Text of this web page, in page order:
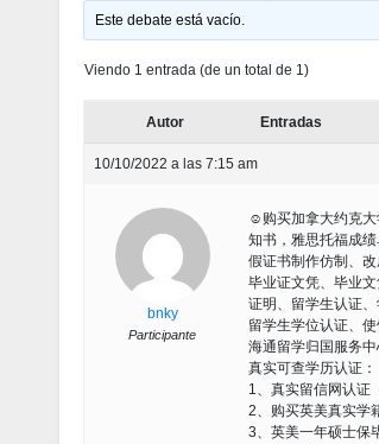
Este debate está vacío.
Viendo 1 entrada (de un total de 1)
Autor Entradas
10/10/2022 a las 7:15 am
bnky
Participante
☺购买加拿大约克大
知书，雅思托福成
假证书制作仿制、
毕业证文凭、毕业
证明、留学生认证
留学生学位认证、
海通留学归国服务
真实可查学历认证：
1、真实留信网认证
2、购买英美真实学
3、英美一年硕士保